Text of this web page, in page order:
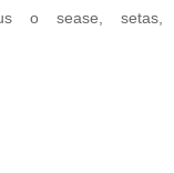
o sease, setas,